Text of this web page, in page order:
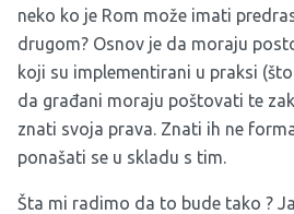
neko ko je Rom može imati
drugom? Osnov je da moraju
koji su implementirani u praksi
da građani moraju poštovati te
znati svoja prava. Znati ih ne
ponašati se u skladu s tim.
Šta mi radimo da to bude tako ?